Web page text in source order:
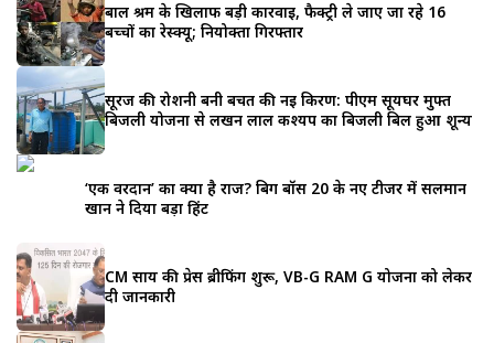
बाल श्रम के खिलाफ बड़ी कार्रवाई, फैक्ट्री ले जाए जा रहे 16
बच्चों का रेस्क्यू; नियोक्ता गिरफ्तार
सूरज की रोशनी बनी बचत की नई किरण: पीएम सूर्यघर मुफ्त
बिजली योजना से लखन लाल कश्यप का बिजली बिल हुआ शून्य
‘एक वरदान’ का क्या है राज? बिग बॉस 20 के नए टीजर में सलमान
खान ने दिया बड़ा हिंट
CM साय की प्रेस ब्रीफिंग शुरू, VB-G RAM G योजना को लेकर
दी जानकारी